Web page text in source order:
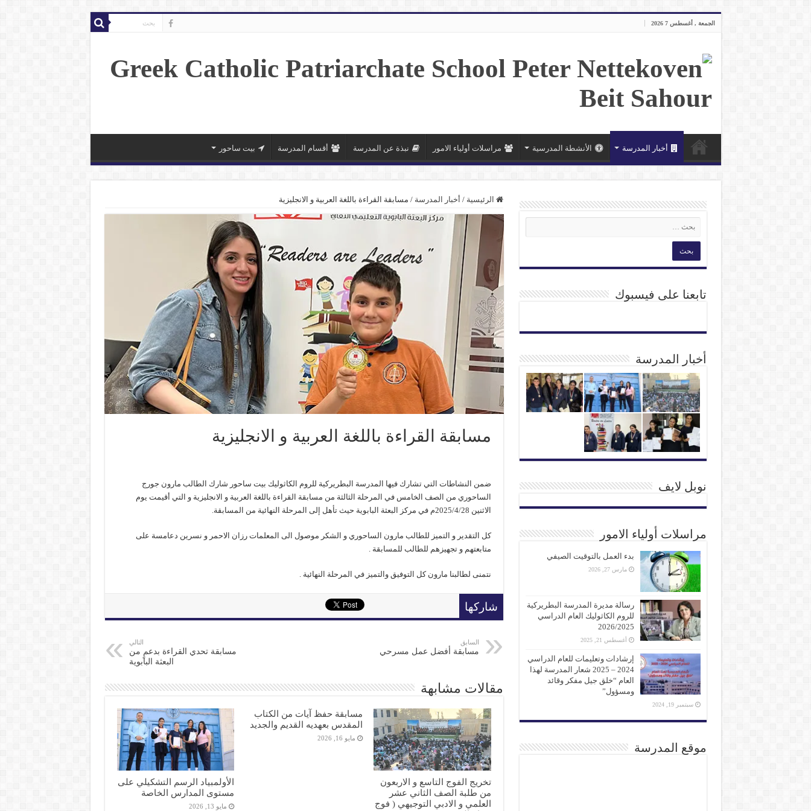
الجمعة , أغسطس 7 2026
أخبار المدرسة الأنشطة المدرسية مراسلات أولياء الامور نبذة عن المدرسة أقسام المدرسة بيت ساحور
الرئيسية / أخبار المدرسة / مسابقة القراءة باللغة العربية و الانجليزية
مسابقة القراءة باللغة العربية و الانجليزية
ضمن النشاطات التي تشارك فيها المدرسة البطريركية للروم الكاثوليك بيت ساحور شارك الطالب مارون جورج
الساحوري من الصف الخامس في المرحلة الثالثة من مسابقة القراءة باللغة العربية و الانجليزية و التي أقيمت يوم
الاثنين 2025/4/28م في مركز البعثة البابوية حيث تأهل إلى المرحلة النهائية من المسابقة.
كل التقدير و التميز للطالب مارون الساحوري و الشكر موصول الى المعلمات رزان الاحمر و نسرين دعامسة على
متابعتهم و تجهيزهم للطالب للمسابقة .
نتمنى لطالبنا مارون كل التوفيق والتميز في المرحلة النهائية .
شاركها
السابق
مسابقة أفضل عمل مسرحي
التالي
مسابقة تحدي القراءة بدعمٍ من
البعثة البابوية
مقالات مشابهة
تخريج الفوج التاسع و الاربعون
من طلبة الصف الثاني عشر
العلمي و الادبي التوجيهي ( فوج
مسابقة حفظ آيات من الكتاب
المقدس بعهديه القديم والجديد
مايو 16, 2026
الأولمبياد الرسم التشكيلي على
مستوى المدارس الخاصة
مايو 13, 2026
تابعنا على فيسبوك
أخبار المدرسة
نوبل لايف
مراسلات أولياء الامور
بدء العمل بالتوقيت الصيفي
مارس 27, 2026
رسالة مديرة المدرسة البطريركية
للروم الكاثوليك العام الدراسي
2026/2025
أغسطس 21, 2025
إرشادات وتعليمات للعام الدراسي
2024 – 2025 شعار المدرسة لهذا
العام “خلق جيل مفكر وقائد
ومسؤول”
سبتمبر 19, 2024
موقع المدرسة